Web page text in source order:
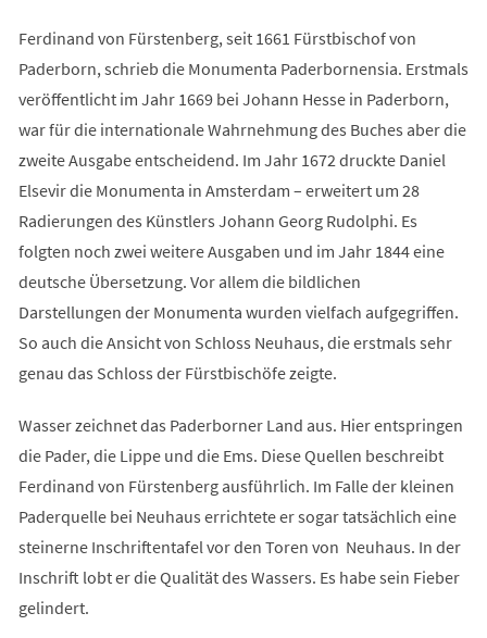
Ferdinand von Fürstenberg, seit 1661 Fürstbischof von
Paderborn, schrieb die Monumenta Paderbornensia. Erstmals
veröffentlicht im Jahr 1669 bei Johann Hesse in Paderborn,
war für die internationale Wahrnehmung des Buches aber die
zweite Ausgabe entscheidend. Im Jahr 1672 druckte Daniel
Elsevir die Monumenta in Amsterdam – erweitert um 28
Radierungen des Künstlers Johann Georg Rudolphi. Es
folgten noch zwei weitere Ausgaben und im Jahr 1844 eine
deutsche Übersetzung. Vor allem die bildlichen
Darstellungen der Monumenta wurden vielfach aufgegriffen.
So auch die Ansicht von Schloss Neuhaus, die erstmals sehr
genau das Schloss der Fürstbischöfe zeigte.
Wasser zeichnet das Paderborner Land aus. Hier entspringen
die Pader, die Lippe und die Ems. Diese Quellen beschreibt
Ferdinand von Fürstenberg ausführlich. Im Falle der kleinen
Paderquelle bei Neuhaus errichtete er sogar tatsächlich eine
steinerne Inschriftentafel vor den Toren von Neuhaus. In der
Inschrift lobt er die Qualität des Wassers. Es habe sein Fieber
gelindert.